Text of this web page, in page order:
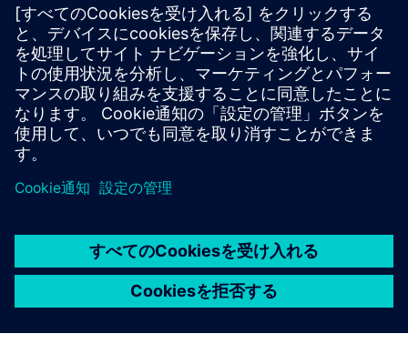
Sustainability X-Journey
持続可能な製造を隅々まで推進する方法に興味があります
か？私たちは、非常に革新的な環境の中で、刺激的で実践
的なワークショップを提供しています。
詳細情報